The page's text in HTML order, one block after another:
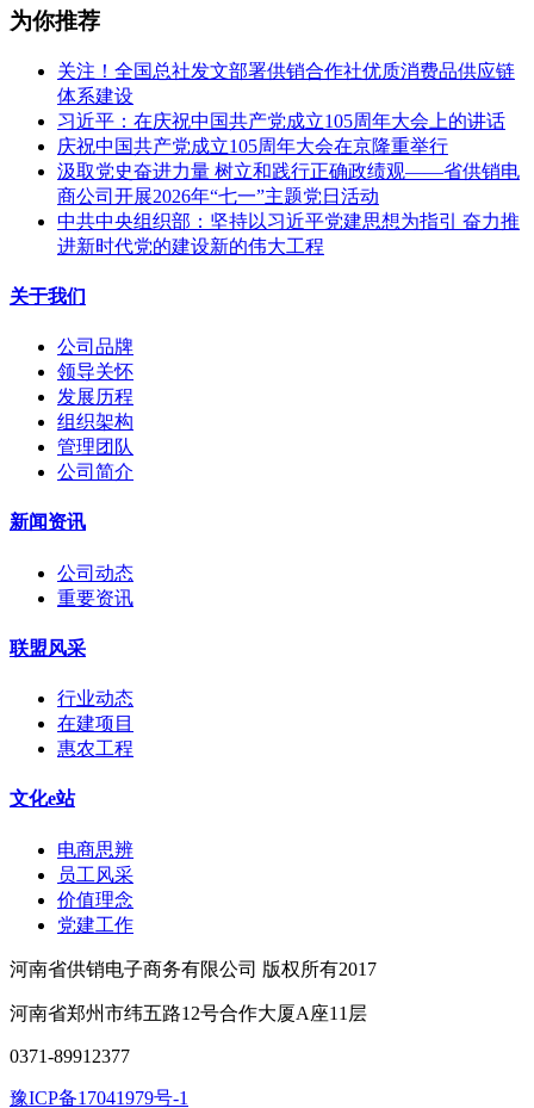
为你推荐
关注！全国总社发文部署供销合作社优质消费品供应链
体系建设
习近平：在庆祝中国共产党成立105周年大会上的讲话
庆祝中国共产党成立105周年大会在京隆重举行
汲取党史奋进力量 树立和践行正确政绩观——省供销电
商公司开展2026年“七一”主题党日活动
中共中央组织部：坚持以习近平党建思想为指引 奋力推
进新时代党的建设新的伟大工程
关于我们
公司品牌
领导关怀
发展历程
组织架构
管理团队
公司简介
新闻资讯
公司动态
重要资讯
联盟风采
行业动态
在建项目
惠农工程
文化e站
电商思辨
员工风采
价值理念
党建工作
河南省供销电子商务有限公司 版权所有2017
河南省郑州市纬五路12号合作大厦A座11层
0371-89912377
豫ICP备17041979号-1